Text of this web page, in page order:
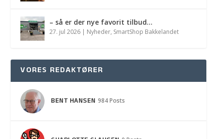
– så er der nye favorit tilbud…
27. jul 2026 | Nyheder, SmartShop Bakkelandet
VORES REDAKTØRER
BENT HANSEN 984 Posts